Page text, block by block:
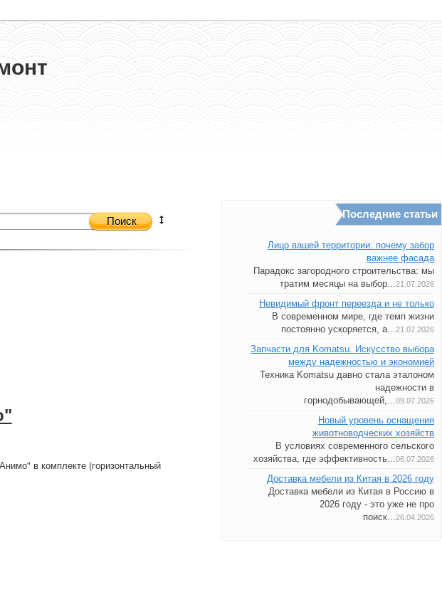
Поиск
в комплекте (горизонтальный
Последние статьи
Лицо вашей территории: почему забор
важнее фасада
Парадокс загородного строительства: мы
тратим месяцы на выбор...21.07.2026
Невидимый фронт переезда и не только
В современном мире, где темп жизни
постоянно ускоряется, а...21.07.2026
Запчасти для Komatsu. Искусство выбора
между надежностью и экономией
Техника Komatsu давно стала эталоном
надежности в
горнодобывающей,...09.07.2026
Новый уровень оснащения
животноводческих хозяйств
В условиях современного сельского
хозяйства, где эффективность...06.07.2026
Доставка мебели из Китая в 2026 году
Доставка мебели из Китая в Россию в
2026 году - это уже не про
поиск...26.04.2026